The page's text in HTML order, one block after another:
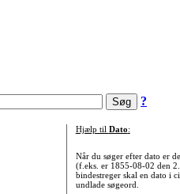
?
Hjælp til Dato:
Når du søger efter dato er
(f.eks. er 1855-08-02 den
bindestreger skal en dato i
undlade søgeord.